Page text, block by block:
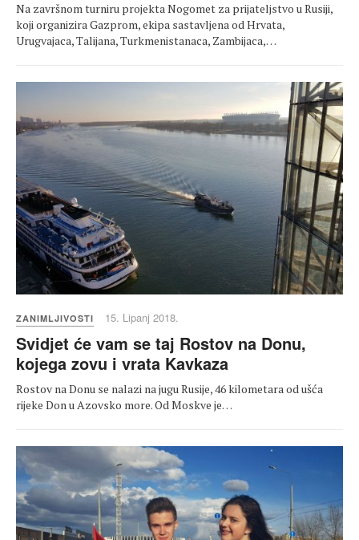
Na završnom turniru projekta Nogomet za prijateljstvo u Rusiji,
koji organizira Gazprom, ekipa sastavljena od Hrvata,
Urugvajaca, Talijana, Turkmenistanaca, Zambijaca,…
ZANIMLJIVOSTI 15. Lipanj 2018.
Svidjet će vam se taj Rostov na Donu,
kojega zovu i vrata Kavkaza
Rostov na Donu se nalazi na jugu Rusije, 46 kilometara od ušća
rijeke Don u Azovsko more. Od Moskve je…